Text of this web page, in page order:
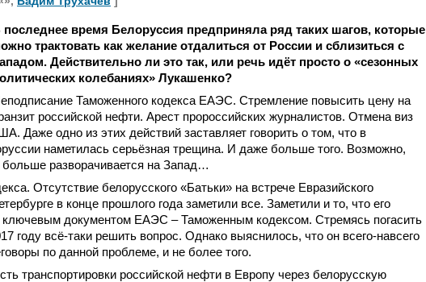
последнее время Белоруссия предприняла ряд таких шагов, которые
трактовать как желание отдалиться от России и сблизиться с
Действительно ли это так, или речь идёт просто о «сезонных
колебаниях» Лукашенко?
Таможенного кодекса ЕАЭС. Стремление повысить цену на
российской нефти. Арест пророссийских журналистов. Отмена виз
Даже одно из этих действий заставляет говорить о том, что в
наметилась серьёзная трещина. И даже больше того. Возможно,
разворачивается на Запад…
Отсутствие белорусского «Батьки» на встрече Евразийского
в конце прошлого года заметили все. Заметили и то, что его
ключевым документом ЕАЭС – Таможенным кодексом. Стремясь погасить
году всё-таки решить вопрос. Однако выяснилось, что он всего-навсего
по данной проблеме, и не более того.
транспортировки российской нефти в Европу через белорусскую